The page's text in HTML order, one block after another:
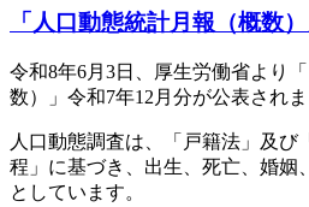
「人口動態統計月報（概数
令和8年6月3日、厚生労働省より
数）」令和7年12月分が公表されま
人口動態調査は、「戸籍法」及び
程」に基づき、出生、死亡、婚姻
としています。